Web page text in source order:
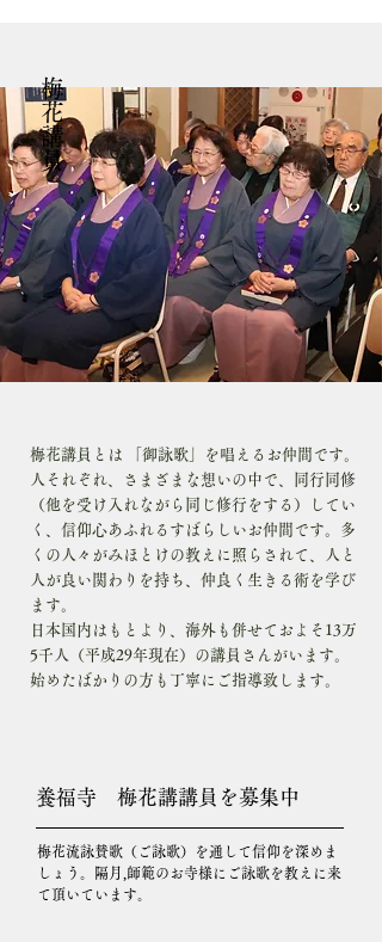
梅花講員
梅花講員とは 「御詠歌」を唱えるお仲間です。
人それぞれ、さまざまな想いの中で、同行同修
（他を受け入れながら同じ修行をする）してい
く、信仰心あふれるすばらしいお仲間です。多
くの人々がみほとけの教えに照らされて、人と
人が良い関わりを持ち、仲良く生きる術を学び
ます。
日本国内はもとより、海外も併せておよそ13万
5千人（平成29年現在）の講員さんがいます。
始めたばかりの方も丁寧にご指導致します。
養福寺 梅花講講員を募集中
梅花流詠賛歌（ご詠歌）を通して信仰を深めま
しょう。隔月,師範のお寺様にご詠歌を教えに来
て頂いています。